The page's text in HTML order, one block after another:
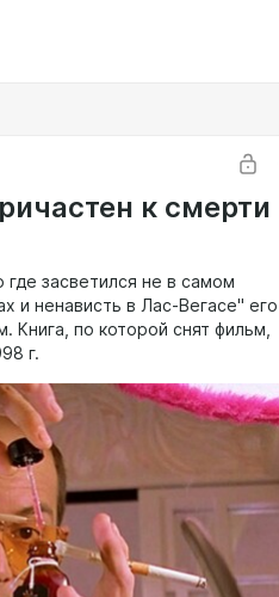
к смерти
засветился не в самом
и ненависть в Лас-Вегасе" его
Книга, по которой снят фильм,
г.